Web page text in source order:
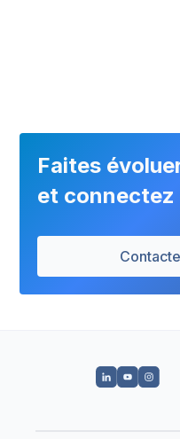
Faites
et connectez